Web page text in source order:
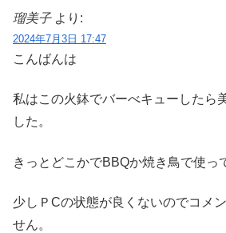
瑠美子 より:
2024年7月3日 17:47
こんばんは
私はこの火鉢でバーべキューしたら
した。
きっとどこかでBBQか焼き鳥で使っ
少しＰCの状態が良くないのでコメ
せん。